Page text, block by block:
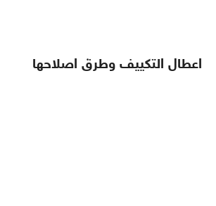
اعطال التكييف وطرق اصلاحها